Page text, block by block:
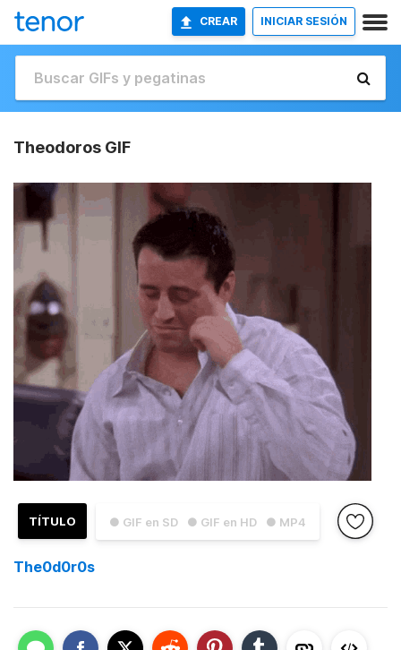
CREAR INICIAR SESIÓN
Theodoros GIF
● GIF en SD ● GIF en HD ● MP4
TÍTULO
The0d0r0s